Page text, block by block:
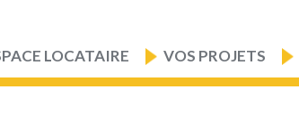
LOCATAIRE VOS PROJETS